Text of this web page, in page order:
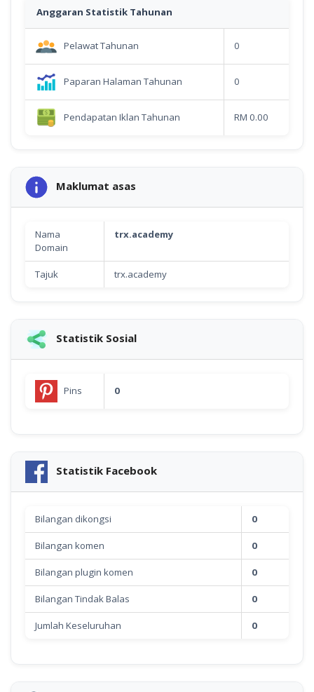
Anggaran Statistik Tahunan
Pelawat Tahunan 0
Paparan Halaman Tahunan 0
Pendapatan Iklan Tahunan RM 0.00
Maklumat asas
Nama
Domain
trx.academy
Tajuk trx.academy
Statistik Sosial
Pins 0
Statistik Facebook
Bilangan dikongsi 0
Bilangan komen 0
Bilangan plugin komen 0
Bilangan Tindak Balas 0
Jumlah Keseluruhan 0